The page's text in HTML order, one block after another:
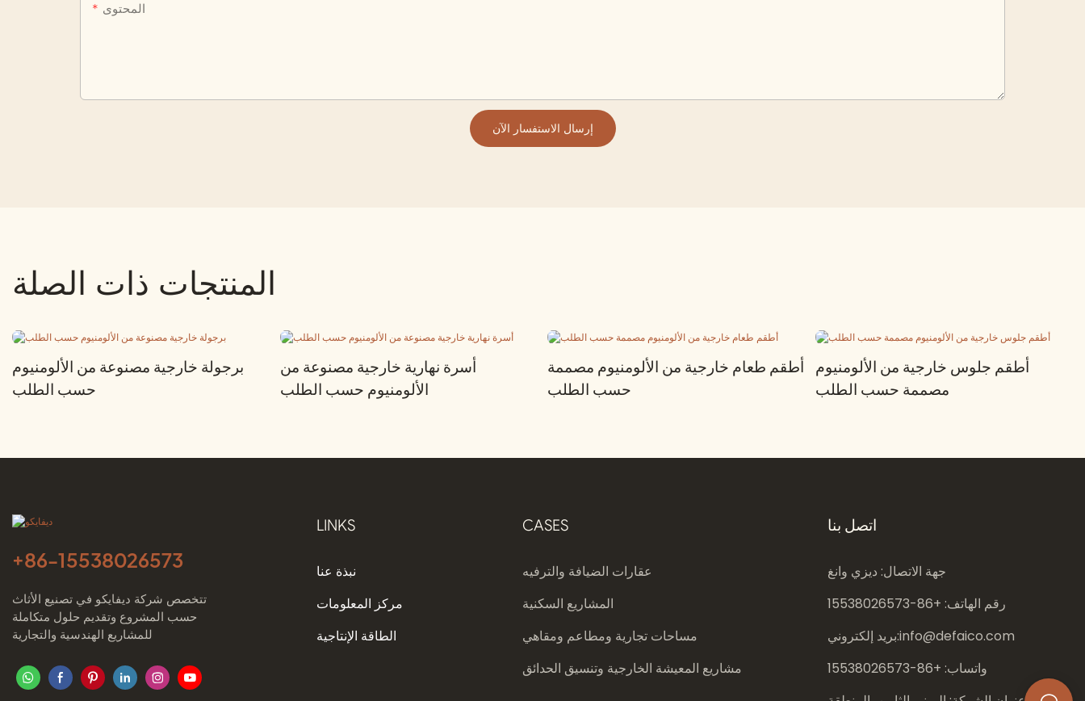
المحتوى
إرسال الاستفسار الآن
المنتجات ذات الصلة
برجولة خارجية مصنوعة من الألومنيوم
حسب الطلب
أسرة نهارية خارجية مصنوعة من
الألومنيوم حسب الطلب
أطقم طعام خارجية من الألومنيوم مصممة
حسب الطلب
أطقم جلوس خارجية من الألومنيوم
مصممة حسب الطلب
+86-15538026573
تتخصص شركة ديفايكو في تصنيع الأثاث
حسب المشروع وتقديم حلول متكاملة
للمشاريع الهندسية والتجارية
LINKS
نبذة عنا
مركز المعلومات
الطاقة الإنتاجية
CASES
عقارات الضيافة والترفيه
المشاريع السكنية
مساحات تجارية ومطاعم ومقاهي
مشاريع المعيشة الخارجية وتنسيق الحدائق
اتصل بنا
جهة الاتصال: ديزي وانغ
رقم الهاتف: +86-
15538026573
بريد إلكتروني:info@defaico.com
واتساب: +86-
15538026573